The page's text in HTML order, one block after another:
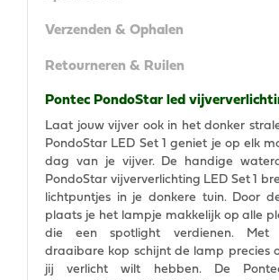
Verzenden & Ophalen
Retourneren & Ruilen
Pontec PondoStar led
Laat jouw vijver ook in het donker
PondoStar LED Set 1 geniet je op elk
dag van je vijver. De handige
PondoStar vijververlichting LED Set 1
lichtpuntjes in je donkere tuin. Door
plaats je het lampje makkelijk op alle
die een spotlight verdienen. Met
draaibare kop schijnt de lamp precies
jij verlicht wilt hebben. De